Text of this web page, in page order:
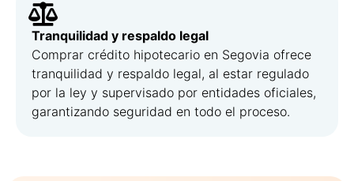
Tranquilidad y respaldo legal
Comprar crédito hipotecario en Segovia ofrece
tranquilidad y respaldo legal, al estar regulado
por la ley y supervisado por entidades oficiales,
garantizando seguridad en todo el proceso.